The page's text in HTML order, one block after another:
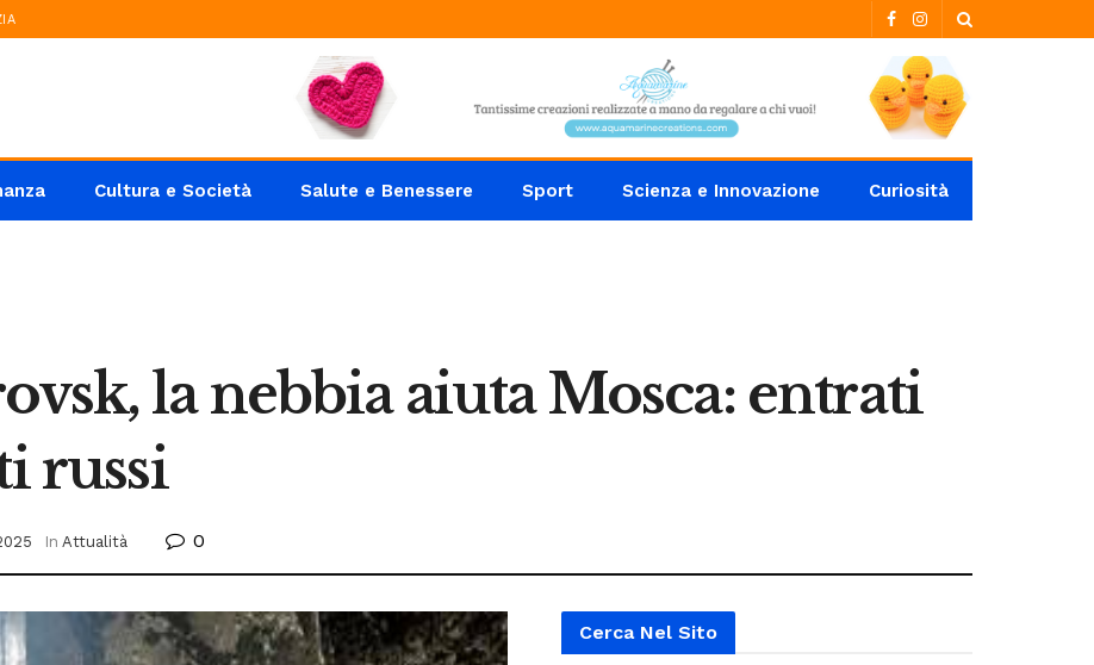
Cultura e Società Salute e Benessere Sport Scienza e Innovazione Curiosità
la nebbia aiuta Mosca: entrati
russi
In Attualità 0
Cerca Nel Sito